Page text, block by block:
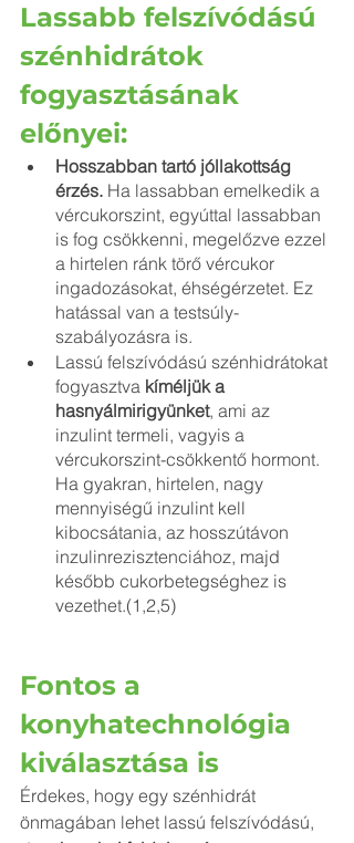
Lassabb felszívódású
szénhidrátok
fogyasztásának
előnyei:
Hosszabban tartó jóllakottság
érzés. Ha lassabban emelkedik a
vércukorszint, egyúttal lassabban
is fog csökkenni, megelőzve ezzel
a hirtelen ránk törő vércukor
ingadozásokat, éhségérzetet. Ez
hatással van a testsúly-
szabályozásra is.
Lassú felszívódású szénhidrátokat
fogyasztva kíméljük a
hasnyálmirigyünket, ami az
inzulint termeli, vagyis a
vércukorszint-csökkentő hormont.
Ha gyakran, hirtelen, nagy
mennyiségű inzulint kell
kibocsátania, az hosszútávon
inzulinrezisztenciához, majd
később cukorbetegséghez is
vezethet.(1,2,5)
Fontos a
konyhatechnológia
kiválasztása is
Érdekes, hogy egy szénhidrát
önmagában lehet lassú felszívódású,